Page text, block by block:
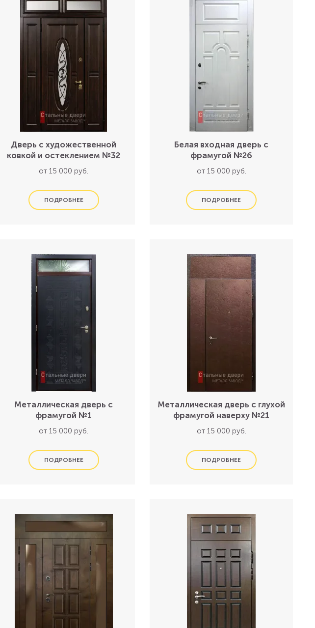
Дверь с художественной
ковкой и остеклением №32
от 15 000 руб.
Белая входная дверь с
фрамугой №26
от 15 000 руб.
Металлическая дверь с
фрамугой №1
от 15 000 руб.
Металлическая дверь с глухой
фрамугой наверху №21
от 15 000 руб.